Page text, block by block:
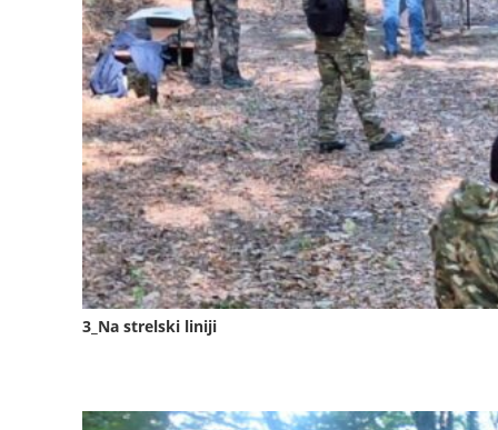
3_Na strelski liniji